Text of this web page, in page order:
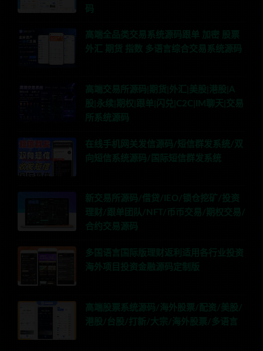
码
高端全品类交易系统源码跟单 加密 股票
外汇 期货 指数 多语言综合交易系统源码
高端交易所源码|期货|外汇|美股|港股|A
股|永续|期权|跟单|闪兑|C2C|IM聊天|交易
所系统源码
在线手机网关发信源码/短信群发系统/双
向短信系统源码/国际短信群发系统
新交易所源码/借贷/IEO/锁仓挖矿/投资
理财/跟单团队/NFT/币币交易/期权交易/
合约交易源码
多国语言国际版理财返利适用各行业投资
海外项目投资金融源码定制版
高端股票系统源码/海外股票/配资/美股/
港股/台股/打新/大宗/海外股票/多语言